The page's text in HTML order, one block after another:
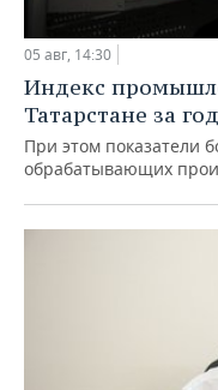
05 авг, 14:30
Индекс
Татарстане за
При этом показатели
обрабатывающих